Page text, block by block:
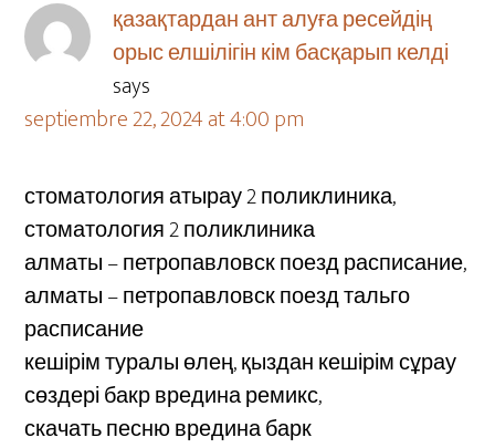
қазақтардан ант алуға ресейдің
орыс елшілігін кім басқарып келді
says
septiembre 22, 2024 at 4:00 pm
стоматология атырау 2 поликлиника,
стоматология 2 поликлиника
алматы – петропавловск поезд расписание,
алматы – петропавловск поезд тальго
расписание
кешірім туралы өлең, қыздан кешірім сұрау
сөздері бакр вредина ремикс,
скачать песню вредина барк